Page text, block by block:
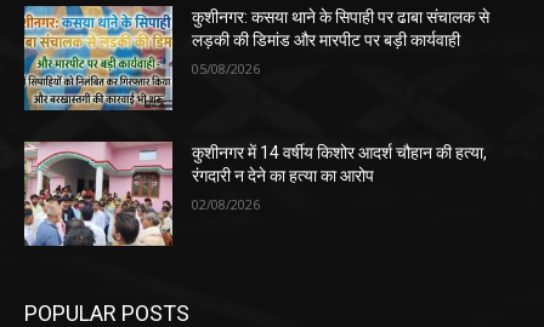
कुशीनगर: कसया थाने के सिपाही पर ढाबा संचालक से
लड़की की डिमांड और मारपीट पर बड़ी कार्यवाही
05/08/2026
कुशीनगर में 14 वर्षीय किशोर आदर्श चौहान की हत्या,
रंगदारी न देने का हत्या का आरोप
02/08/2026
POPULAR POSTS